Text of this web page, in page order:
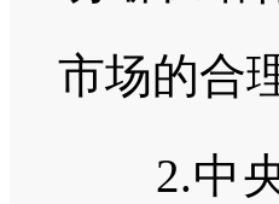
市场的合
2.中央